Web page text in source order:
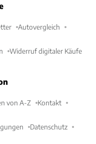
Autovergleich
Widerruf digitaler Käufe
von A-Z Kontakt
Datenschutz